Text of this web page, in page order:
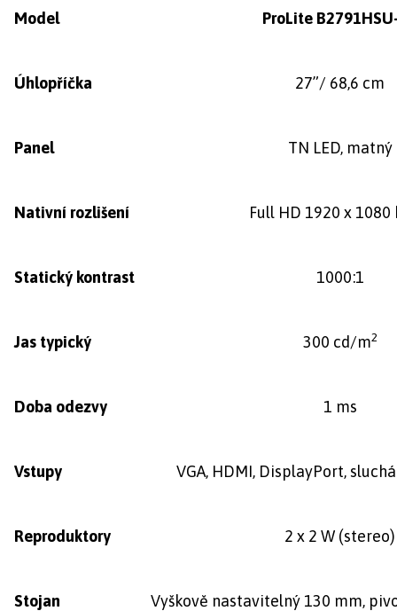
Model ProLite
Úhlopříčka 27”/ 68,6 cm
Panel TN LED, matný
Nativní rozlišení Full HD 1920 x 1080
Statický kontrast 1000:1
Jas typický 300 cd/m2
Doba odezvy 1 ms
Vstupy VGA, HDMI, DisplayPort,
Reproduktory 2 x 2 W (stereo)
Stojan Vyškově nastavitelný 130 mm,